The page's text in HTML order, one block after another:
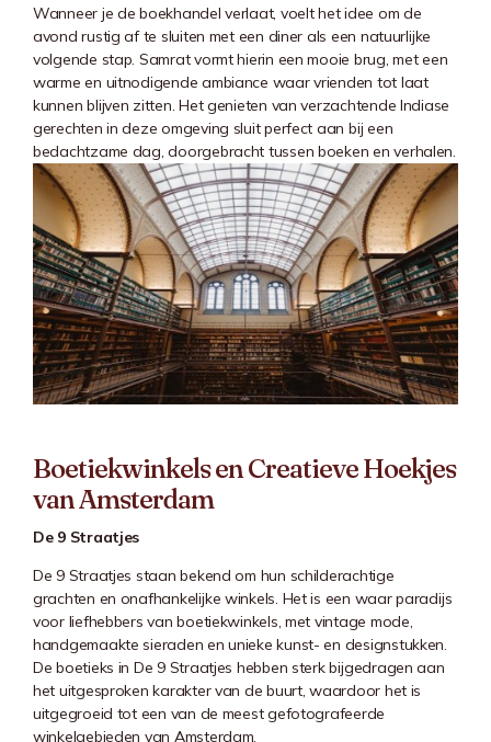
Wanneer je de boekhandel verlaat, voelt het idee om de
avond rustig af te sluiten met een diner als een natuurlijke
volgende stap. Samrat vormt hierin een mooie brug, met een
warme en uitnodigende ambiance waar vrienden tot laat
kunnen blijven zitten. Het genieten van verzachtende Indiase
gerechten in deze omgeving sluit perfect aan bij een
bedachtzame dag, doorgebracht tussen boeken en verhalen.
Boetiekwinkels en Creatieve Hoekjes
van Amsterdam
De 9 Straatjes
De 9 Straatjes staan bekend om hun schilderachtige
grachten en onafhankelijke winkels. Het is een waar paradijs
voor liefhebbers van boetiekwinkels, met vintage mode,
handgemaakte sieraden en unieke kunst- en designstukken.
De boetieks in De 9 Straatjes hebben sterk bijgedragen aan
het uitgesproken karakter van de buurt, waardoor het is
uitgegroeid tot een van de meest gefotografeerde
winkelgebieden van Amsterdam.